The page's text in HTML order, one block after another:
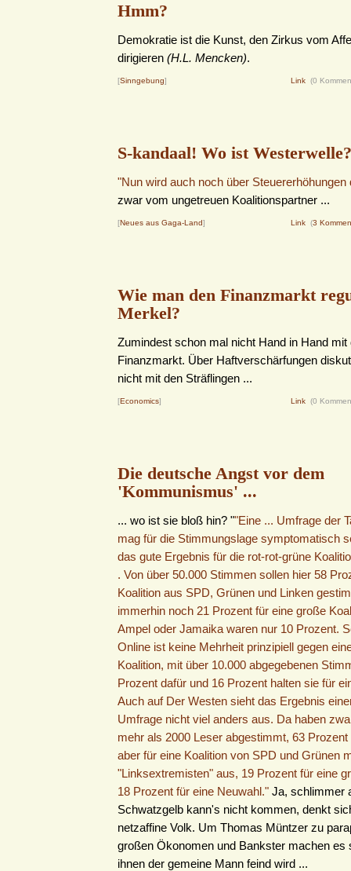
Hmm?
Demokratie ist die Kunst, den Zirkus vom
dirigieren (H.L. Mencken).
[Sinngebung] Link (0
S-kandaal! Wo ist Westerwelle?
"Nun wird auch noch über Steuererhöhungen
zwar vom ungetreuen Koalitionspartner ...
[Neues aus Gaga-Land] Link (3
Wie man den Finanzmarkt
Merkel?
Zumindest schon mal nicht Hand in Hand mit
Finanzmarkt. Über Haftverschärfungen
nicht mit den Sträflingen ...
[Economics] Link (0
Die deutsche Angst vor dem
'Kommunismus' ...
... wo ist sie bloß hin? ""Eine ... Umfrage der
mag für die Stimmungslage symptomatisch
das gute Ergebnis für die rot-rot-grüne
. Von über 50.000 Stimmen sollen hier 58
Koalition aus SPD, Grünen und Linken
immerhin noch 21 Prozent für eine große
Ampel oder Jamaika waren nur 10 Prozent.
Online ist keine Mehrheit prinzipiell gegen
Koalition, mit über 10.000 abgegebenen
Prozent dafür und 16 Prozent halten sie für
Auch auf Der Westen sieht das Ergebnis
Umfrage nicht viel anders aus. Da haben
mehr als 2000 Leser abgestimmt, 63
aber für eine Koalition von SPD und Grünen
"Linksextremisten" aus, 19 Prozent für eine
18 Prozent für eine Neuwahl." Ja, schlimmer
Schwatzgelb kann's nicht kommen, denkt
netzaffine Volk. Um Thomas Müntzer zu
großen Ökonomen und Bankster machen es
ihnen der gemeine Mann feind wird ...